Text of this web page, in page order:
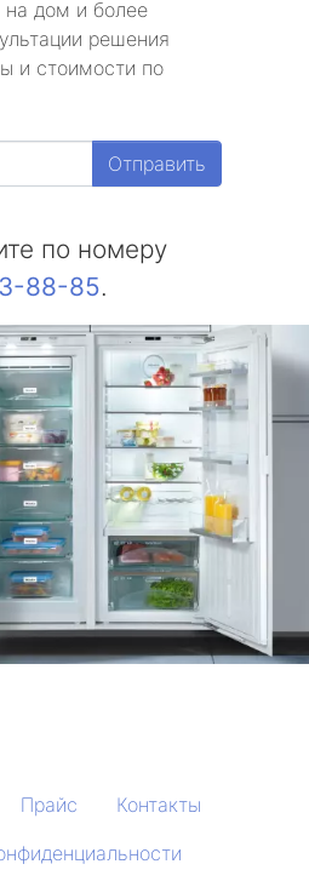
на дом и более
решения
и стоимости по
Отправить
по номеру
88-85.
Прайс
Контакты